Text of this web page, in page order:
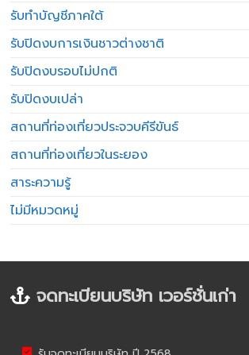
รับทำบัญชีภาคใต้
รับปิดงบการเงินชาวต่างชาติ
รับปิดงบรอบไม่ปกติ
รับปิดงบเปล่า
สถานที่ท่องเที่ยวประจวบคีรีขันธ์
สถานที่ท่องเที่ยวในระยอง
สาระความรู้
ไม่มีหมวดหมู่
จดทะเบียนบริษัท เวอร์ชั่นเก่า